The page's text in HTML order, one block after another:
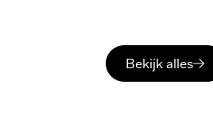
Bekijk alles